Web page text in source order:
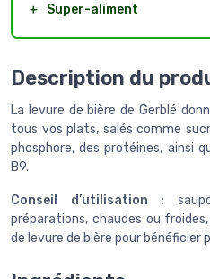
＋
Super-aliment
Description du
La levure de bière de Gerblé
tous vos plats, salés comme
phosphore, des protéines, ainsi
B9.
Conseil d’utilisation :
préparations, chaudes ou
de levure de bière pour bénéficier